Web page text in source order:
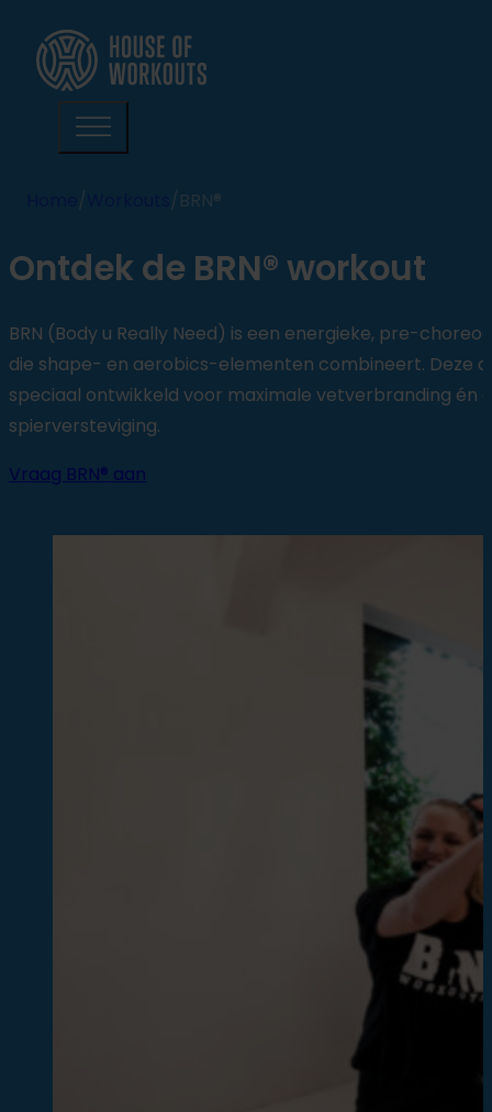
/ /BRN®
Ontdek de BRN® workout
BRN (Body u Really Need) is een energieke, pre-
die shape- en aerobics-elementen combineert. Deze
speciaal ontwikkeld voor maximale vetverbranding én
spierversteviging.
Vraag BRN® aan